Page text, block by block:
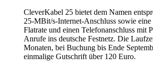
CleverKabel 25 bietet dem Namen
25-MBit/s-Internet-Anschluss sowie eine
Flatrate und einen Telefonanschluss mit
Anrufe ins deutsche Festnetz. Die
Monaten, bei Buchung bis Ende
einmalige Gutschrift über 120 Euro.